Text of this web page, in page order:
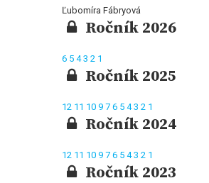
Ľubomíra Fábryová
Ročník 2026
6 5 43 2 1
Ročník 2025
12 11 10 9 7 6 5 43 2 1
Ročník 2024
12 11 10 9 7 6 5 43 2 1
Ročník 2023